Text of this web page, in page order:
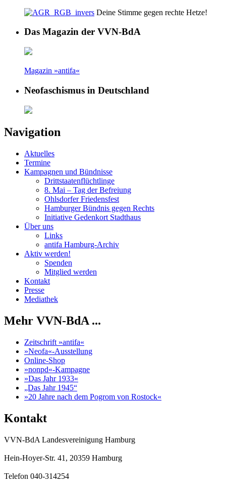
Deine Stimme gegen rechte Hetze!
Das Magazin der VVN-BdA
Magazin »antifa«
Neofaschismus in Deutschland
Navigation
Aktuelles
Termine
Kampagnen und Bündnisse
Drittstaatenflüchtlinge
8. Mai – Tag der Befreiung
Ohlsdorfer Friedensfest
Hamburger Bündnis gegen Rechts
Initiative Gedenkort Stadthaus
Über uns
Links
antifa Hamburg-Archiv
Aktiv werden!
Spenden
Mitglied werden
Kontakt
Presse
Mediathek
Mehr VVN-BdA ...
Zeitschrift »antifa«
»Neofa«-Ausstellung
Online-Shop
»nonpd«-Kampagne
»Das Jahr 1933«
„Das Jahr 1945“
»20 Jahre nach dem Pogrom von Rostock«
Kontakt
VVN-BdA Landesvereinigung Hamburg
Hein-Hoyer-Str. 41, 20359 Hamburg
Telefon 040-314254